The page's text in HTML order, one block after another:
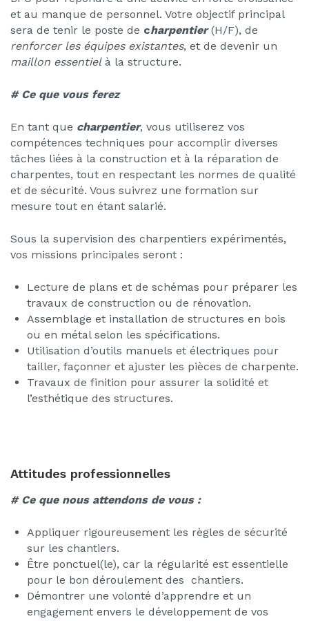
et au manque de personnel. Votre objectif principal
sera de tenir le poste de charpentier (H/F), de
renforcer les équipes existantes, et de devenir un
maillon essentielà la structure.
# Ce que vous ferez
En tant que charpentier, vous utiliserez vos
compétences techniques pour accomplir diverses
tâches liées à la construction et à la réparation de
charpentes, tout en respectant les normes de qualité
et de sécurité. Vous suivrez une formation sur
mesure tout en étant salarié.
Sous la supervision des charpentiers expérimentés,
vos missions principales seront :
Lecture de plans et de schémas pour préparer les
travaux de construction ou de rénovation.
Assemblage et installation de structures en bois
ou en métal selon les spécifications.
Utilisation d’outils manuels et électriques pour
tailler, façonner et ajuster les pièces de charpente.
Travaux de finition pour assurer la solidité et
l’esthétique des structures.
Attitudes professionnelles
# Ce que nous attendons de vous :
Appliquer rigoureusement les règles de sécurité
sur les chantiers.
Être ponctuel(le), car la régularité est essentielle
pour le bon déroulement des chantiers.
Démontrer une volonté d’apprendre et un
engagement envers le développement de vos